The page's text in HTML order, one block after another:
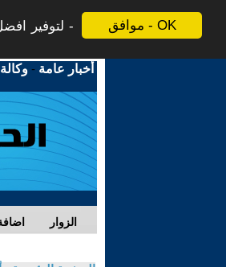
موافق - OK
لتوفير
أخبار عامة -
الزوار